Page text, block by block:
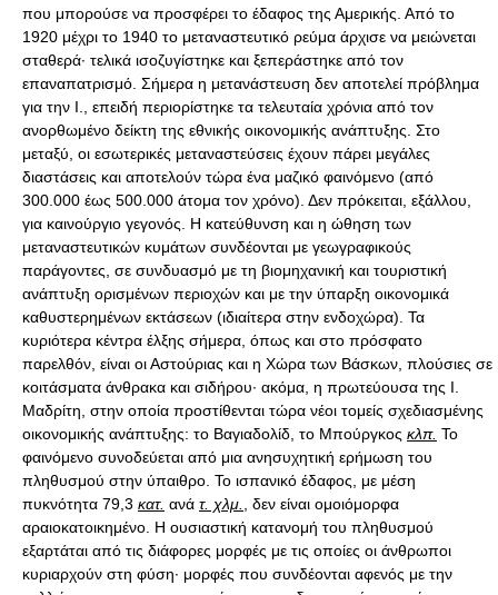
που μπορούσε να προσφέρει το έδαφος της Αμερικής. Από το
1920 μέχρι το 1940 το μεταναστευτικό ρεύμα άρχισε να μειώνεται
σταθερά· τελικά ισοζυγίστηκε και ξεπεράστηκε από τον
επαναπατρισμό. Σήμερα η μετανάστευση δεν αποτελεί πρόβλημα
για την Ι., επειδή περιορίστηκε τα τελευταία χρόνια από τον
ανορθωμένο δείκτη της εθνικής οικονομικής ανάπτυξης. Στο
μεταξύ, οι εσωτερικές μεταναστεύσεις έχουν πάρει μεγάλες
διαστάσεις και αποτελούν τώρα ένα μαζικό φαινόμενο (από
300.000 έως 500.000 άτομα τον χρόνο). Δεν πρόκειται, εξάλλου,
για καινούργιο γεγονός. Η κατεύθυνση και η ώθηση των
μεταναστευτικών κυμάτων συνδέονται με γεωγραφικούς
παράγοντες, σε συνδυασμό με τη βιομηχανική και τουριστική
ανάπτυξη ορισμένων περιοχών και με την ύπαρξη οικονομικά
καθυστερημένων εκτάσεων (ιδιαίτερα στην ενδοχώρα). Τα
κυριότερα κέντρα έλξης σήμερα, όπως και στο πρόσφατο
παρελθόν, είναι οι Αστούριας και η Χώρα των Βάσκων, πλούσιες σε
κοιτάσματα άνθρακα και σιδήρου· ακόμα, η πρωτεύουσα της Ι.
Μαδρίτη, στην οποία προστίθενται τώρα νέοι τομείς σχεδιασμένης
οικονομικής ανάπτυξης: το Βαγιαδολίδ, το Μπούργκος κλπ. Το
φαινόμενο συνοδεύεται από μια ανησυχητική ερήμωση του
πληθυσμού στην ύπαιθρο. Το ισπανικό έδαφος, με μέση
πυκνότητα 79,3 κατ. ανά τ. χλμ.
, δεν είναι ομοιόμορφα
αραιοκατοικημένο. Η ουσιαστική κατανομή του πληθυσμού
εξαρτάται από τις διάφορες μορφές με τις οποίες οι άνθρωποι
κυριαρχούν στη φύση· μορφές που συνδέονται αφενός με την